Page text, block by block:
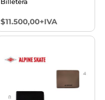
$11.500,00+IVA